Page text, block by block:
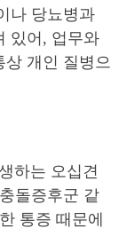
나 당뇨병과
있어, 업무와
개인 질병으
하는 오십견
돌증후군 같
통증 때문에